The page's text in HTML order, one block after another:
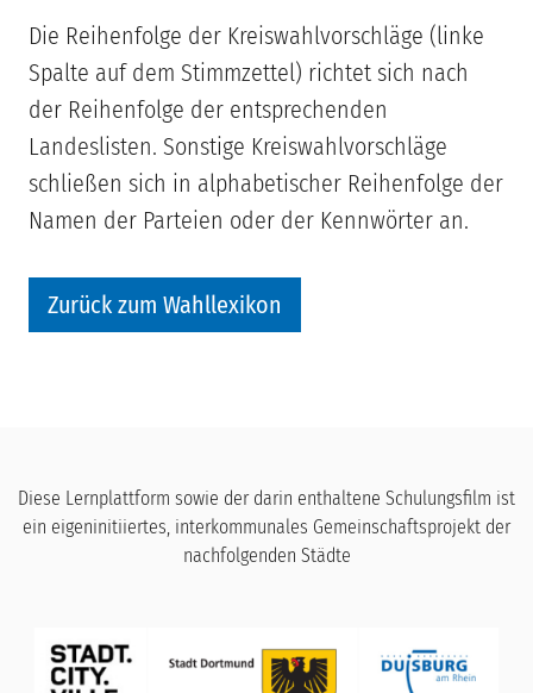
Die Reihenfolge der Kreiswahlvorschläge (linke
Spalte auf dem Stimmzettel) richtet sich nach
der Reihenfolge der entsprechenden
Landeslisten. Sonstige Kreiswahlvorschläge
schließen sich in alphabetischer Reihenfolge der
Namen der Parteien oder der Kennwörter an.
Zurück zum Wahllexikon
Diese Lernplattform sowie der darin enthaltene Schulungsfilm ist
ein eigeninitiiertes, interkommunales Gemeinschaftsprojekt der
nachfolgenden Städte